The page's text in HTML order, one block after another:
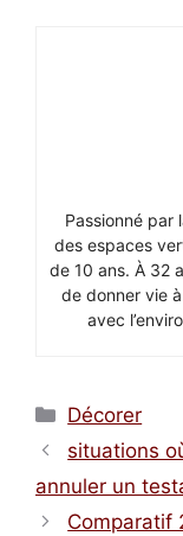
Passionné par
des espaces
de 10 ans. À 32
de donner vie
avec
Catégories
Décorer
situations
annuler un
Comparatif